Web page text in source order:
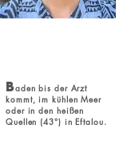
Baden bis der Arzt
kommt, im kühlen Meer
oder in den heißen
Quellen (43°) in Eftalou.